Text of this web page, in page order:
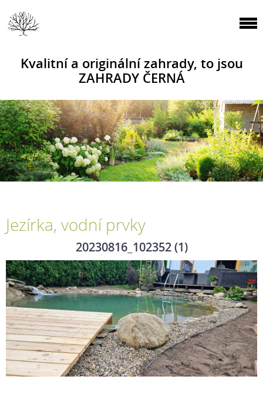
Kvalitní a originální zahrady, to jsou
ZAHRADY ČERNÁ
Jezírka, vodní prvky
20230816_102352 (1)